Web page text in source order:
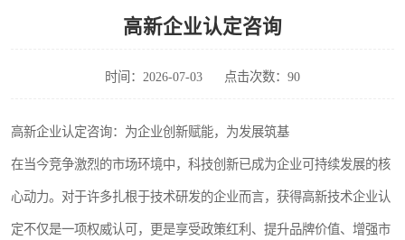
高新企业认定咨询
时间：2026-07-03 点击次数：90
高新企业认定咨询：为企业创新赋能，为发展筑基
在当今竞争激烈的市场环境中，科技创新已成为企业可持续发展的核
心动力。对于许多扎根于技术研发的企业而言，获得高新技术企业认
定不仅是一项权威认可，更是享受政策红利、提升品牌价值、增强市